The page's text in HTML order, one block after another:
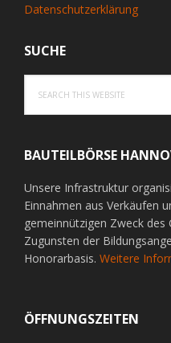
Datenschutzerklärung
SUCHE
this
website
BAUTEILBÖRSE
Unsere Infrastruktur
Einnahmen aus Verkäufen
gemeinnützigen Zweck des
Zugunsten der
Honorarbasis. Weitere
ÖFFNUNGSZEITEN